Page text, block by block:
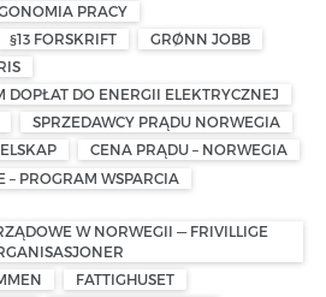
PRACY
§13 FORSKRIFT
GRØNN JOBB
DOPŁAT DO ENERGII ELEKTRYCZNEJ
SPRZEDAWCY PRĄDU NORWEGIA
CENA PRĄDU – NORWEGIA
– PROGRAM WSPARCIA
W NORWEGII — FRIVILLIGE
FATTIGHUSET